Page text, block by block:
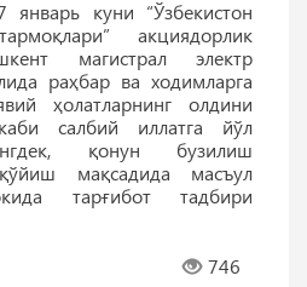
куни “Ўзбекистон
акциядорлик
магистрал электр
раҳбар ва ходимларга
ҳолатларнинг олдини
салбий иллатга йўл
қонун бузилиш
мақсадида масъул
тарғибот тадбири
746